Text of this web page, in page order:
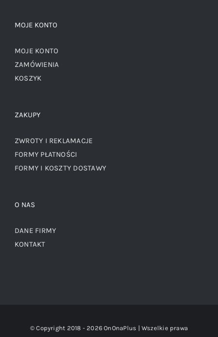
MOJE KONTO
MOJE KONTO
ZAMÓWIENIA
KOSZYK
ZAKUPY
ZWROTY I REKLAMACJE
FORMY PŁATNOŚCI
FORMY I KOSZTY DOSTAWY
O NAS
DANE FIRMY
KONTAKT
© Copyright 2018 -2026 OnOnaPlus | Wszelkie prawa